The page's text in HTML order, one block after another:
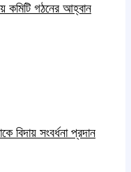
কমিটি গঠনের আহ্বান
বিদায় সংবর্ধনা প্রদান